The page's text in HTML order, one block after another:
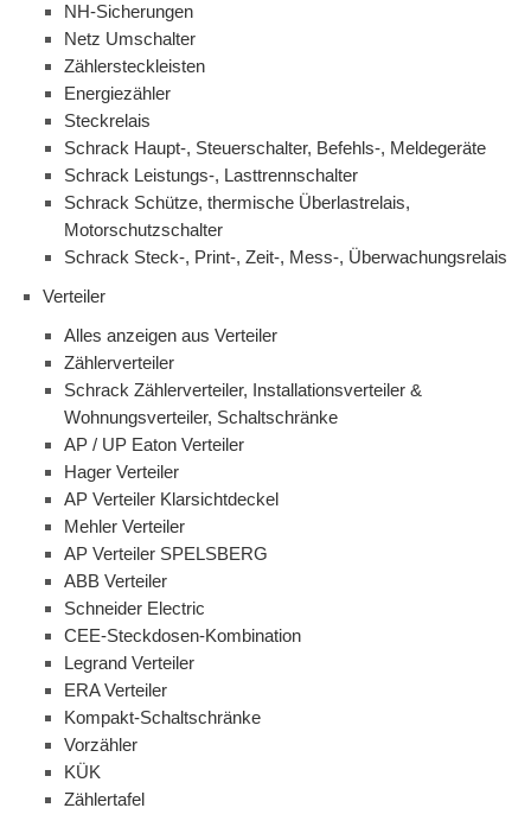
NH-Sicherungen
Netz Umschalter
Zählersteckleisten
Energiezähler
Steckrelais
Schrack Haupt-, Steuerschalter, Befehls-, Meldegeräte
Schrack Leistungs-, Lasttrennschalter
Schrack Schütze, thermische Überlastrelais,
Motorschutzschalter
Schrack Steck-, Print-, Zeit-, Mess-, Überwachungsrelais
Verteiler
Alles anzeigen aus Verteiler
Zählerverteiler
Schrack Zählerverteiler, Installationsverteiler &
Wohnungsverteiler, Schaltschränke
AP / UP Eaton Verteiler
Hager Verteiler
AP Verteiler Klarsichtdeckel
Mehler Verteiler
AP Verteiler SPELSBERG
ABB Verteiler
Schneider Electric
CEE-Steckdosen-Kombination
Legrand Verteiler
ERA Verteiler
Kompakt-Schaltschränke
Vorzähler
KÜK
Zählertafel